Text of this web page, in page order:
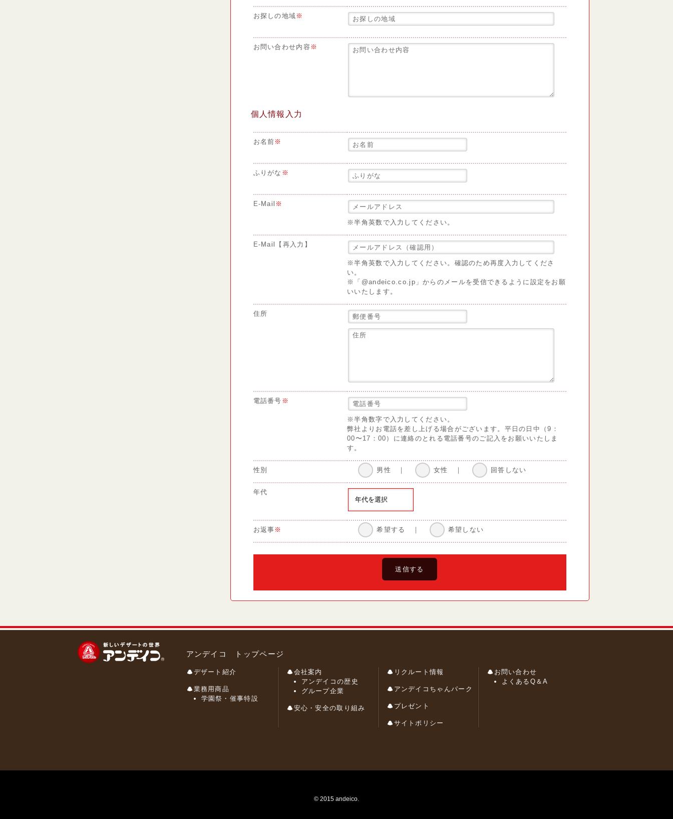
お探しの地域※
お問い合わせ内容※
個人情報入力
お名前※
ふりがな ※
E-Mail ※
※半角英数で入力してください。
E-Mail【再入力】
※半角英数で入力してください。確認のため再度入力してくださ
い。
※「@andeico.co.jp」からのメールを受信できるように設定をお願
いいたします。
住所
電話番号 ※
※半角数字で入力してください。
弊社よりお電話を差し上げる場合がございます。平日の日中（9：
00〜17：00）に連絡のとれる電話番号のご記入をお願いいたしま
す。
性別 男性 ｜ 女性 回答しない
年代
お返事※ 希望する 希望しない
アンデイコ トップページ
デザート紹介
業務用商品
学園祭・催事特設
会社案内
アンデイコの歴史
グループ企業
安心・安全の取り組み
リクルート情報
アンデイコちゃんパーク
プレゼント
サイトポリシー
お問い合わせ
よくあるQ＆A
© 2015 andeico.